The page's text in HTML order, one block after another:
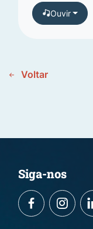
Ouvir
Voltar
Siga-nos